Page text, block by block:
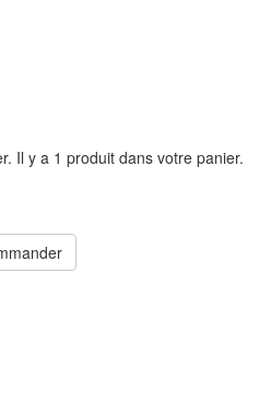
Il y a 1 produit dans votre panier.